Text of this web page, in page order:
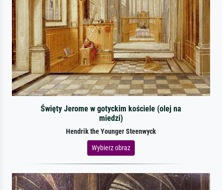
Święty Jerome w gotyckim kościele (olej na
miedzi)
Hendrik the Younger Steenwyck
Wybierz obraz